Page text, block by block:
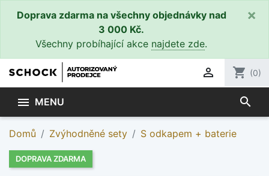
Doprava zdarma na všechny objednávky nad
3 000 Kč.
Všechny probíhající akce najdete zde.
×
 shopping_cart (0)
 MENU search
Domů Zvýhodněné sety S odkapem + baterie
DOPRAVA ZDARMA